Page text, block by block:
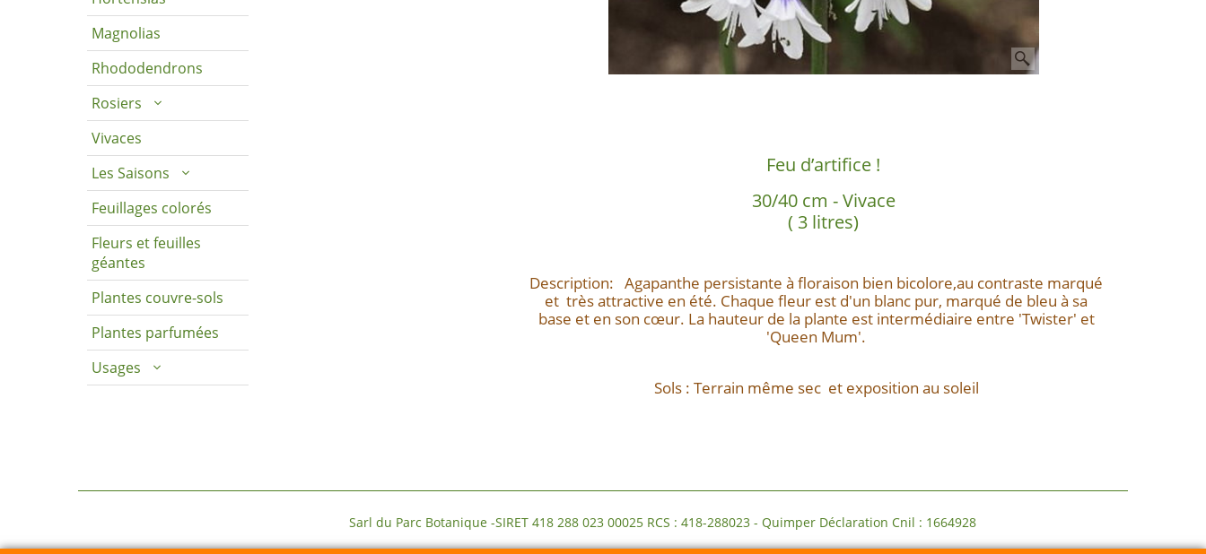
Magnolias
Rhododendrons
Rosiers
Vivaces
Les Saisons
Feuillages colorés
Fleurs et feuilles
géantes
Plantes couvre-sols
Plantes parfumées
Usages
Feu d’artifice !
30/40 cm - Vivace
( 3 litres)
Description: Agapanthe persistante à floraison bien bicolore,au contraste marqué
et très attractive en été. Chaque fleur est d'un blanc pur, marqué de bleu à sa
base et en son cœur. La hauteur de la plante est intermédiaire entre 'Twister' et
'Queen Mum'.
Sols : Terrain même sec et exposition au soleil
Sarl du Parc Botanique -SIRET 418 288 023 00025 RCS : 418-288023 - Quimper Déclaration Cnil : 1664928